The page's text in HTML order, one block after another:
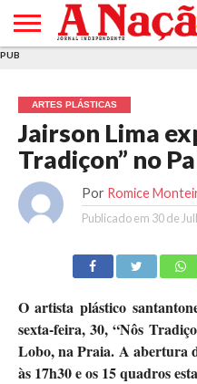
E DE
COOKIES
DE
UTILIZAÇÃO
PUB
ARTES PLÁSTICAS
Jairson Lima
Tradiçon” no
Por Romice
Publicado em 30 de
O artista plástico
sexta-feira, 30, “Nôs
Lobo, na Praia. A abertura
às 17h30 e os 15 quadros